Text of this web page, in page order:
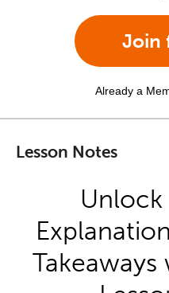
Join
Already a
Lesson Notes